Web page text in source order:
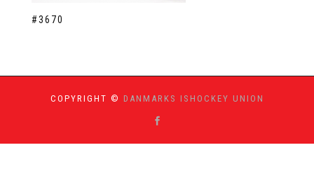
#3670
COPYRIGHT © DANMARKS ISHOCKEY UNION